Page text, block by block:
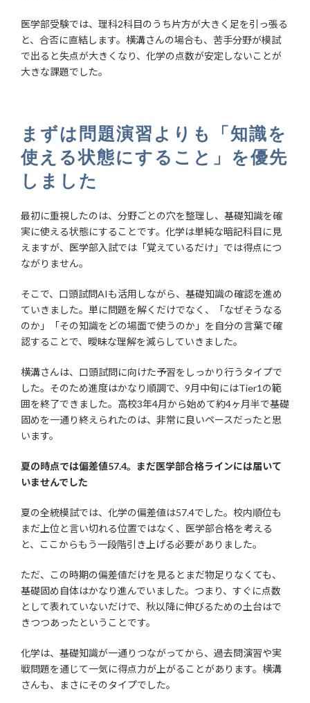
医学部受験では、理科2科目のうち片方が大きく足を引っ張る
と、合否に直結します。横溝さんの場合も、苦手分野が模試
で出ると失点が大きくなり、化学の点数が安定しないことが
大きな課題でした。
まずは問題演習よりも「知識を
使える状態にすること」を優先
しました
最初に重視したのは、分野ごとの穴を整理し、基礎知識を確
実に使える状態にすることです。化学は単純な暗記科目に見
えますが、医学部入試では「覚えているだけ」では得点につ
ながりません。
そこで、口頭試問AIも活用しながら、基礎知識の確認を進め
ていきました。単に問題を解くだけでなく、「なぜそうなる
のか」「その知識をどの場面で使うのか」を自分の言葉で確
認することで、曖昧な理解を減らしていきました。
横溝さんは、口頭試問に向けた予習をしっかり行うタイプで
した。そのため進度はかなり順調で、9月中旬にはTier1の範
囲を終了できました。高校3年4月から始めて約4ヶ月半で基礎
固めを一通り終えられたのは、非常に良いペースだったと思
います。
夏の時点では偏差値57.4。まだ医学部合格ラインには届いて
いませんでした
夏の全統模試では、化学の偏差値は57.4でした。校内順位も
まだ上位と言い切れる位置ではなく、医学部合格を考える
と、ここからもう一段階引き上げる必要がありました。
ただ、この時期の偏差値だけを見るとまだ物足りなくても、
基礎固め自体はかなり進んでいました。つまり、すぐに点数
として表れていないだけで、秋以降に伸びるための土台はで
きつつあったということです。
化学は、基礎知識が一通りつながってから、過去問演習や実
戦問題を通じて一気に得点力が上がることがあります。横溝
さんも、まさにそのタイプでした。